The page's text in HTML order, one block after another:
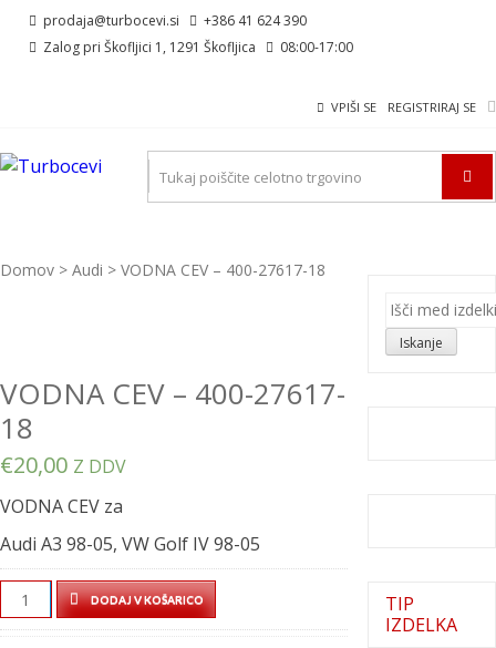
Skip
Skip prodaja@turbocevi.si
+386 41 624 390
Zalog pri Škofljici 1, 1291 Škofljica
08:00-17:00
VPIŠI SE REGISTRIRAJ SE
TURBOCEVI
Turbo ideal – turbo cevi
Domov > Audi > VODNA CEV – 400-27617-18
VODNA CEV – 400-27617-
18
€20,00 Z DDV
VODNA CEV za
Audi A3 98-05, VW Golf IV 98-05
VODNA
CEV
DODAJ V KOŠARICO
Išči:
Iskanje
TIP
IZDELKA